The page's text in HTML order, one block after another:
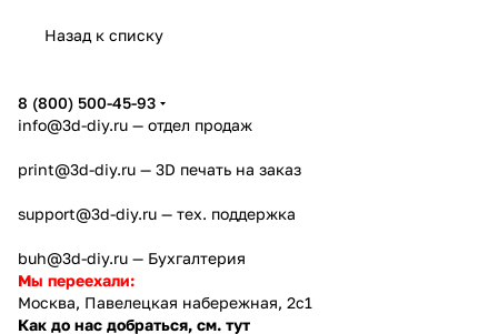
Назад к списку
8 (800) 500-45-93
info@3d-diy.ru — отдел продаж
print@3d-diy.ru — 3D печать на заказ
support@3d-diy.ru — тех. поддержка
buh@3d-diy.ru — Бухгалтерия
Мы переехали:
Москва, Павелецкая набережная, 2с1
Как до нас добраться, см. тут